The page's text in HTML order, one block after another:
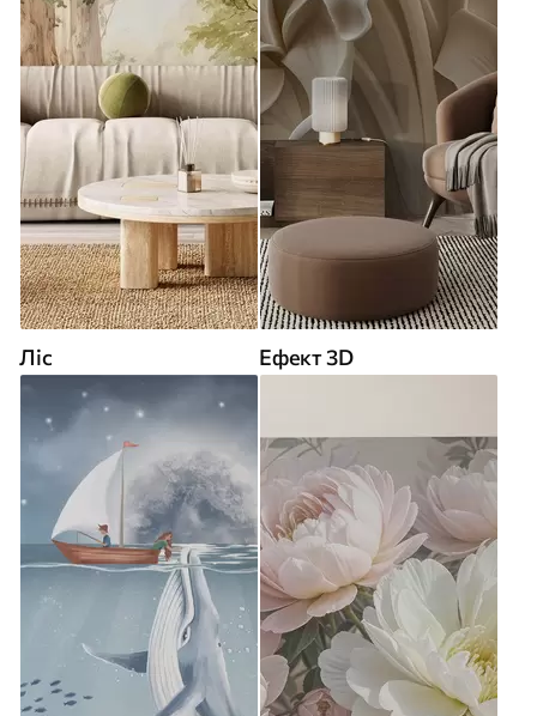
Ліс Ефект 3D